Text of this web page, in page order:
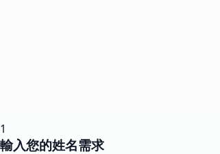
1
輸入您的姓名需求